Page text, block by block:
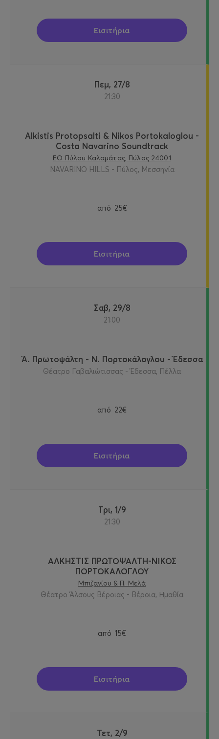
Εισιτήρια
Πεμ, 27/8
21:30
Alkistis Protopsalti & Nikos Portokaloglou -
Costa Navarino Soundtrack
ΕΟ Πύλου Καλαμάτας, Πύλος 24001
NAVARINO HILLS - Πύλος, Μεσσηνία
από 25€
Εισιτήρια
Σαβ, 29/8
21:00
Ά. Πρωτοψάλτη - Ν. Πορτοκάλογλου - Έδεσσα
Θέατρο Γαβαλιώτισσας - Έδεσσα, Πέλλα
από 22€
Εισιτήρια
Τρι, 1/9
21:30
ΑΛΚΗΣΤΙΣ ΠΡΩΤΟΨΑΛΤΗ-ΝΙΚΟΣ
ΠΟΡΤΟΚΑΛΟΓΛΟΥ
Μπιζανίου & Π. Μελά
Θέατρο Άλσους Βέροιας - Βέροια, Ημαθία
από 15€
Εισιτήρια
Τετ, 2/9